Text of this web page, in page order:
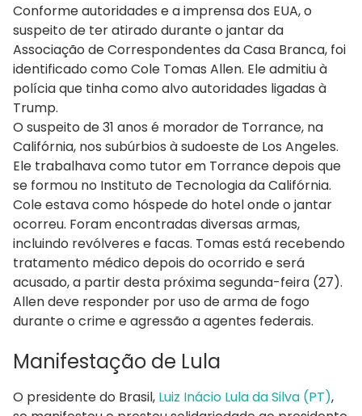
Conforme autoridades e a imprensa dos EUA, o
suspeito de ter atirado durante o jantar da
Associação de Correspondentes da Casa Branca, foi
identificado como Cole Tomas Allen. Ele admitiu à
polícia que tinha como alvo autoridades ligadas à
Trump.
O suspeito de 31 anos é morador de Torrance, na
Califórnia, nos subúrbios à sudoeste de Los Angeles.
Ele trabalhava como tutor em Torrance depois que
se formou no Instituto de Tecnologia da Califórnia.
Cole estava como hóspede do hotel onde o jantar
ocorreu. Foram encontradas diversas armas,
incluindo revólveres e facas. Tomas está recebendo
tratamento médico depois do ocorrido e será
acusado, a partir desta próxima segunda-feira (27).
Allen deve responder por uso de arma de fogo
durante o crime e agressão a agentes federais.
Manifestação de Lula
O presidente do Brasil, Luiz Inácio Lula da Silva (PT),